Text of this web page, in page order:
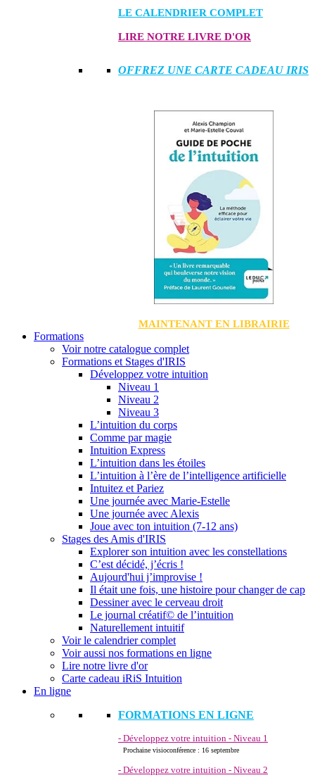
LE CALENDRIER COMPLET
LIRE NOTRE LIVRE D'OR
OFFREZ UNE CARTE CADEAU IRIS
MAINTENANT EN LIBRAIRIE
Formations
Voir notre catalogue complet
Formations et Stages d'IRIS
Développez votre intuition
Niveau 1
Niveau 2
Niveau 3
L’intuition du corps
Comme par magie
Intuition Express
L’intuition dans les étoiles
L’intuition à l’ère de l’intelligence artificielle
Intuitez et Pariez
Une journée avec Marie-Estelle
Une journée avec Alexis
Joue avec ton intuition (7-12 ans)
Stages des Amis d'IRIS
Explorer son intuition avec les constellations
C’est décidé, j’écris !
Aujourd'hui j’improvise !
Il était une fois, une histoire pour changer de cap
Dessiner avec le cerveau droit
Le journal créatif© de l’intuition
Naturellement intuitif
Voir le calendrier complet
Voir aussi nos formations en ligne
Lire notre livre d'or
Carte cadeau iRiS Intuition
En ligne
FORMATIONS EN LIGNE
- Développez votre intuition - Niveau 1
Prochaine visioconférence : 16 septembre
- Développez votre intuition - Niveau 2